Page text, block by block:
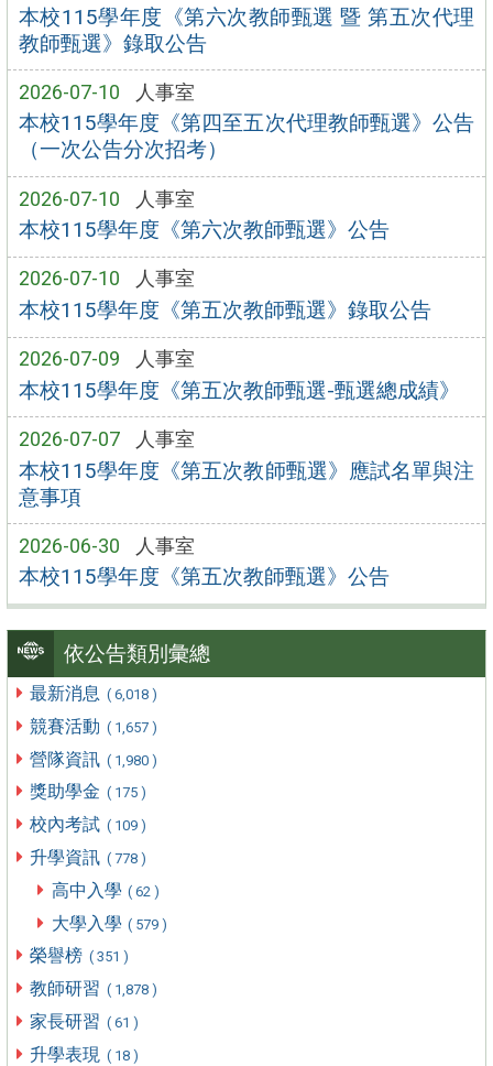
本校115學年度《第六次教師甄選 暨 第五次代理
教師甄選》錄取公告
2026-07-10 人事室
本校115學年度《第四至五次代理教師甄選》公告
（一次公告分次招考）
2026-07-10 人事室
本校115學年度《第六次教師甄選》公告
2026-07-10 人事室
本校115學年度《第五次教師甄選》錄取公告
2026-07-09 人事室
本校115學年度《第五次教師甄選-甄選總成績》
2026-07-07 人事室
本校115學年度《第五次教師甄選》應試名單與注
意事項
2026-06-30 人事室
本校115學年度《第五次教師甄選》公告
依公告類別彙總
最新消息 ( 6,018 )
競賽活動 ( 1,657 )
營隊資訊 ( 1,980 )
獎助學金 ( 175 )
校內考試 ( 109 )
升學資訊 ( 778 )
高中入學 ( 62 )
大學入學 ( 579 )
榮譽榜 ( 351 )
教師研習 ( 1,878 )
家長研習 ( 61 )
升學表現 ( 18 )